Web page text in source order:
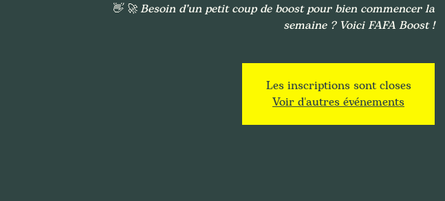
👋 🚀 Besoin d’un petit coup de boost pour bien commencer la
semaine ? Voici FAFA Boost !
Les inscriptions sont closes
Voir d'autres événements